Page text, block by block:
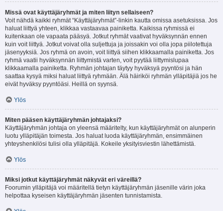
Missä ovat käyttäjäryhmät ja miten liityn sellaiseen?
Voit nähdä kaikki ryhmät “Käyttäjäryhmät”-linkin kautta omissa asetuksissa. Jos
haluat liittyä yhteen, klikkaa vastaavaa painiketta. Kaikissa ryhmissä ei
kuitenkaan ole vapaata pääsyä. Jotkut ryhmät vaativat hyväksynnän ennen
kuin voit liittyä. Jotkut voivat olla suljettuja ja joissakin voi olla jopa piilotettuja
jäsenyyksiä. Jos ryhmä on avoin, voit liittyä siihen klikkaamalla painiketta. Jos
ryhmä vaatii hyväksynnän liittymistä varten, voit pyytää liittymislupaa
klikkaamalla painiketta. Ryhmän johtajan täytyy hyväksyä pyyntösi ja hän
saattaa kysyä miksi haluat liittyä ryhmään. Älä häiriköi ryhmän ylläpitäjiä jos he
eivät hyväksy pyyntöäsi. Heillä on syynsä.
Ylös
Miten pääsen käyttäjäryhmän johtajaksi?
Käyttäjäryhmän johtaja on yleensä määritelty, kun käyttäjäryhmät on alunperin
luotu ylläpitäjän toimesta. Jos haluat luoda käyttäjäryhmän, ensimmäinen
yhteyshenkilösi tulisi olla ylläpitäjä. Kokeile yksityisviestin lähettämistä.
Ylös
Miksi jotkut käyttäjäryhmät näkyvät eri väreillä?
Foorumin ylläpitäjä voi määritellä tietyn käyttäjäryhmän jäsenille värin joka
helpottaa kyseisen käyttäjäryhmän jäsenten tunnistamista.